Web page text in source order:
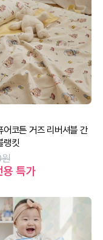
어코튼 거즈 리버셔블 간
랭킷
용 특가